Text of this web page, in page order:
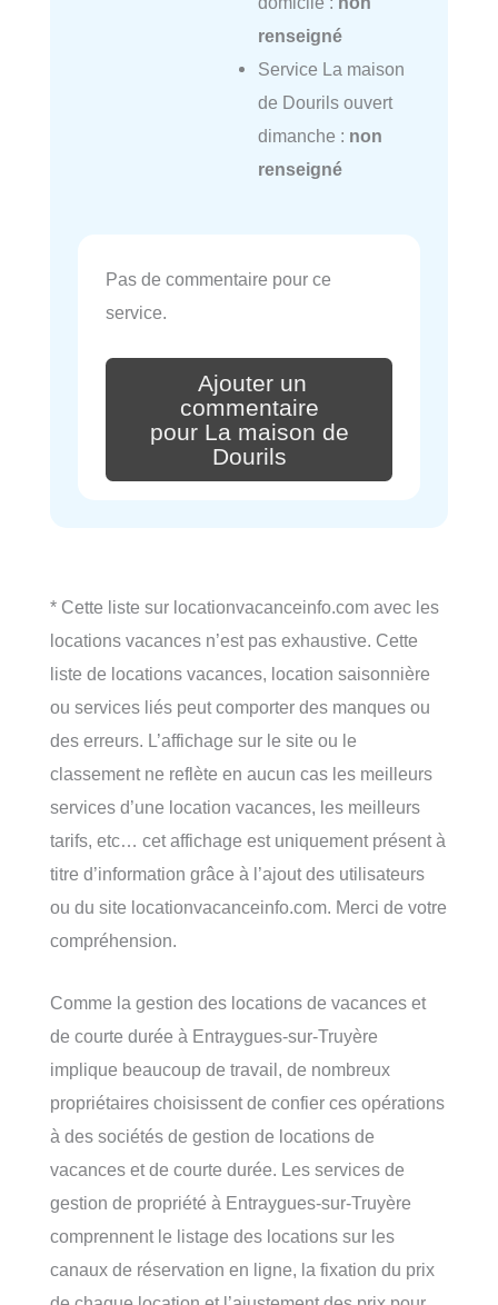
renseigné
Service La maison
de Dourils ouvert
dimanche : non
renseigné
Pas de commentaire pour ce
service.
Ajouter un
commentaire
pour La maison de
Dourils
* Cette liste sur locationvacanceinfo.com avec les
locations vacances n’est pas exhaustive. Cette
liste de locations vacances, location saisonnière
ou services liés peut comporter des manques ou
des erreurs. L’affichage sur le site ou le
classement ne reflète en aucun cas les meilleurs
services d’une location vacances, les meilleurs
tarifs, etc… cet affichage est uniquement présent à
titre d’information grâce à l’ajout des utilisateurs
ou du site locationvacanceinfo.com. Merci de votre
compréhension.
Comme la gestion des locations de vacances et
de courte durée à Entraygues-sur-Truyère
implique beaucoup de travail, de nombreux
propriétaires choisissent de confier ces opérations
à des sociétés de gestion de locations de
vacances et de courte durée. Les services de
gestion de propriété à Entraygues-sur-Truyère
comprennent le listage des locations sur les
canaux de réservation en ligne, la fixation du prix